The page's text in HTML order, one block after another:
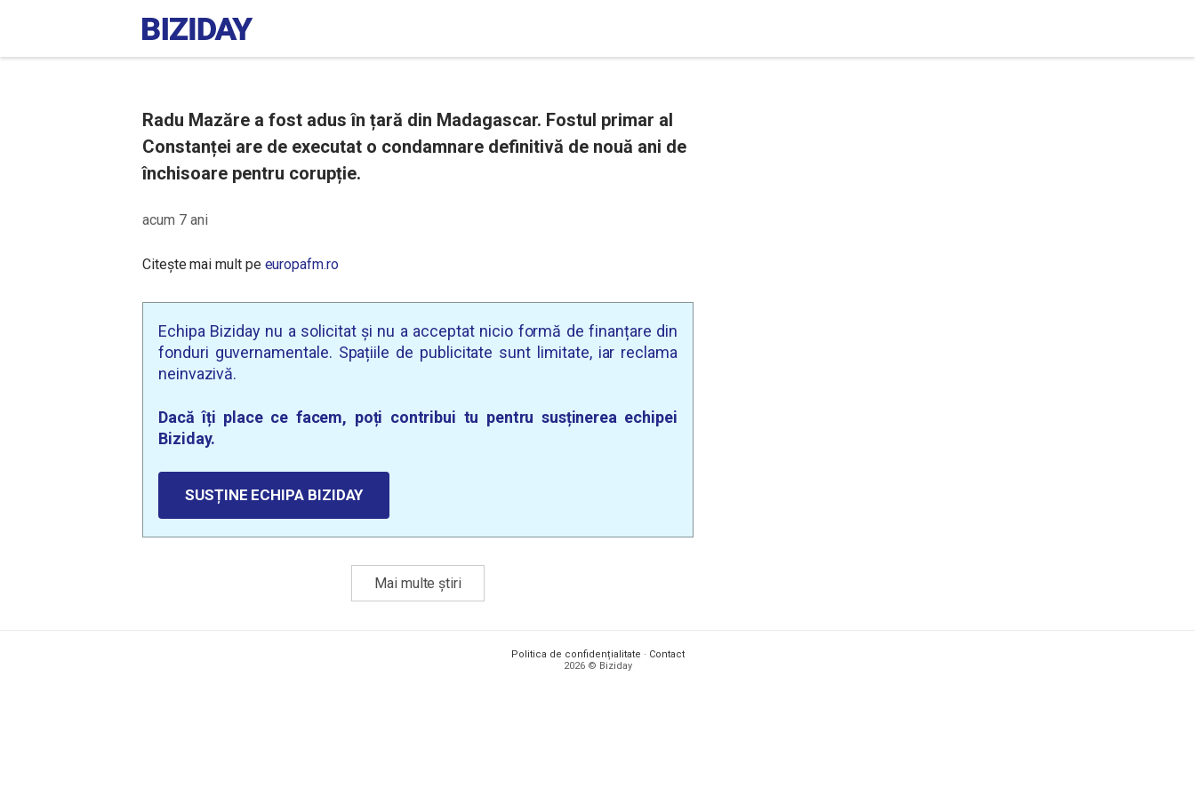
Radu Mazăre a fost adus în țară din Madagascar. Fostul primar al
Constanței are de executat o condamnare definitivă de nouă ani de
închisoare pentru corupție.
acum 7 ani
Citește mai mult pe europafm.ro
Echipa Biziday nu a solicitat și nu a acceptat nicio formă de finanțare din
fonduri guvernamentale. Spațiile de publicitate sunt limitate, iar reclama
neinvazivă.
Dacă îți place ce facem, poți contribui tu pentru susținerea echipei
Biziday.
SUSȚINE ECHIPA BIZIDAY
Mai multe știri
Politica de confidențialitate · Contact
2026 © Biziday